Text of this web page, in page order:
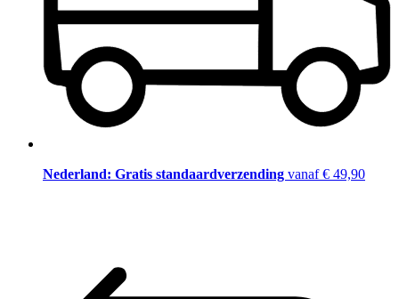
Nederland: Gratis standaardverzending vanaf € 49,90